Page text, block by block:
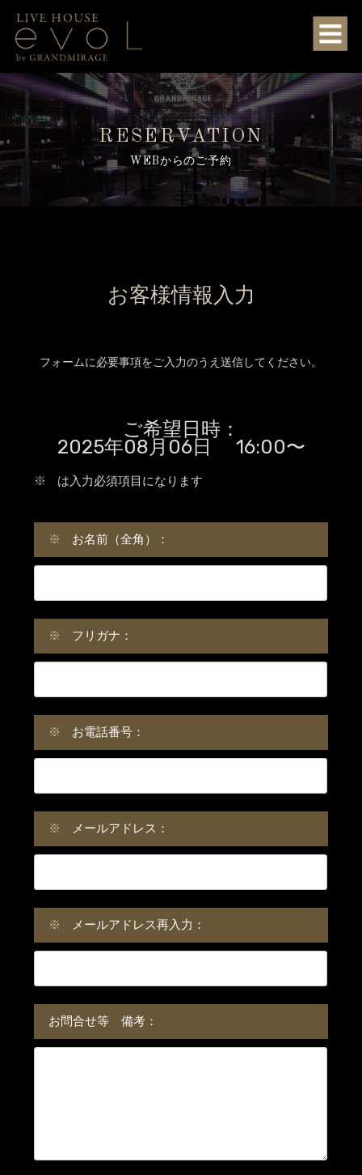
RESERVATION
WEBからのご予約
お客様情報入力
フォームに必要事項をご入力のうえ送信してください。
ご希望日時：
2025年08月06日 16:00〜
※ は入力必須項目になります
※ お名前（全角）：
※ フリガナ：
※ お電話番号：
※ メールアドレス：
※ メールアドレス再入力：
お問合せ等 備考：